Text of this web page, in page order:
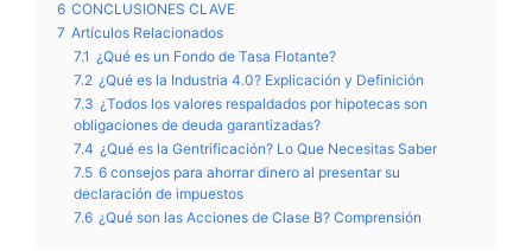
6 CONCLUSIONES CLAVE
7 Artículos Relacionados
7.1 ¿Qué es un Fondo de Tasa Flotante?
7.2 ¿Qué es la Industria 4.0? Explicación y Definición
7.3 ¿Todos los valores respaldados por hipotecas son
obligaciones de deuda garantizadas?
7.4 ¿Qué es la Gentrificación? Lo Que Necesitas Saber
7.5 6 consejos para ahorrar dinero al presentar su
declaración de impuestos
7.6 ¿Qué son las Acciones de Clase B? Comprensión